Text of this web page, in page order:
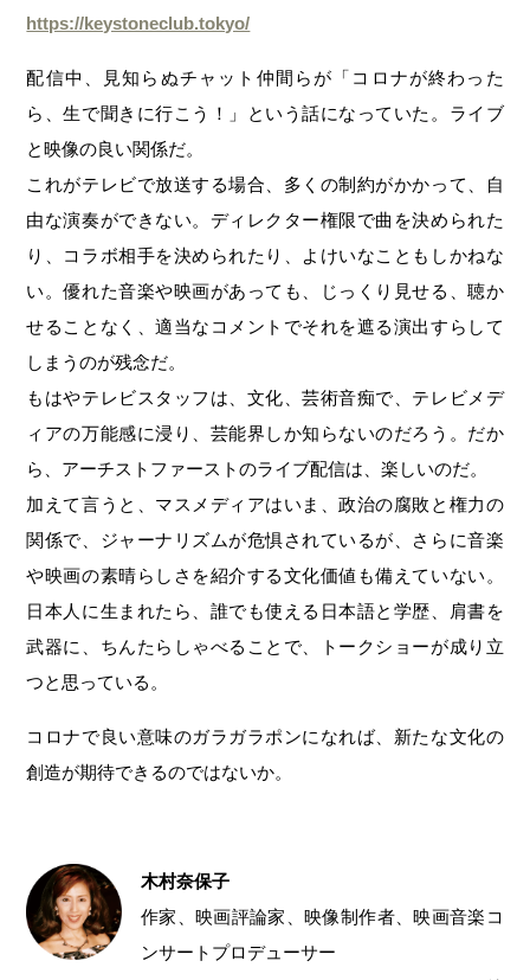
https://keystoneclub.tokyo/
配信中、見知らぬチャット仲間らが「コロナが終わった
ら、生で聞きに行こう！」という話になっていた。ライブ
と映像の良い関係だ。
これがテレビで放送する場合、多くの制約がかかって、自
由な演奏ができない。ディレクター権限で曲を決められた
り、コラボ相手を決められたり、よけいなこともしかねな
い。優れた音楽や映画があっても、じっくり見せる、聴か
せることなく、適当なコメントでそれを遮る演出すらして
しまうのが残念だ。
もはやテレビスタッフは、文化、芸術音痴で、テレビメデ
ィアの万能感に浸り、芸能界しか知らないのだろう。だか
ら、アーチストファーストのライブ配信は、楽しいのだ。
加えて言うと、マスメディアはいま、政治の腐敗と権力の
関係で、ジャーナリズムが危惧されているが、さらに音楽
や映画の素晴らしさを紹介する文化価値も備えていない。
日本人に生まれたら、誰でも使える日本語と学歴、肩書を
武器に、ちんたらしゃべることで、トークショーが成り立
つと思っている。
コロナで良い意味のガラガラポンになれば、新たな文化の
創造が期待できるのではないか。
木村奈保子
作家、映画評論家、映像制作者、映画音楽コ
ンサートプロデューサー